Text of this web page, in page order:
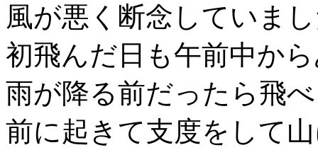
風が悪く断念していま
初飛んだ日も午前中か
雨が降る前だったら飛
前に起きて支度をして